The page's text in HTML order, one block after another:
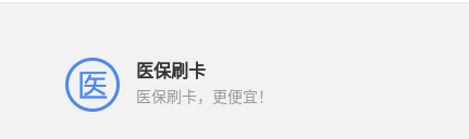
医保刷卡
医保刷卡，更便宜！